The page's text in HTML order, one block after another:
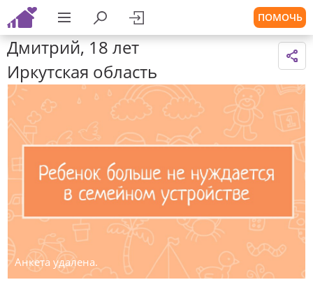
ПОМОЧЬ
Дмитрий, 18 лет
Иркутская область
Анкета удалена.